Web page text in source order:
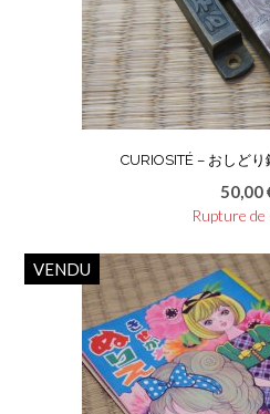
CURIOSITÉ – おしど
50,00
Rupture de
VENDU